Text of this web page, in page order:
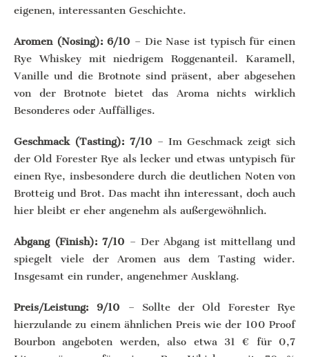
eigenen, interessanten Geschichte.
Aromen (Nosing): 6/10 – Die Nase ist typisch für einen
Rye Whiskey mit niedrigem Roggenanteil. Karamell,
Vanille und die Brotnote sind präsent, aber abgesehen
von der Brotnote bietet das Aroma nichts wirklich
Besonderes oder Auffälliges.
Geschmack (Tasting): 7/10 – Im Geschmack zeigt sich
der Old Forester Rye als lecker und etwas untypisch für
einen Rye, insbesondere durch die deutlichen Noten von
Brotteig und Brot. Das macht ihn interessant, doch auch
hier bleibt er eher angenehm als außergewöhnlich.
Abgang (Finish): 7/10 – Der Abgang ist mittellang und
spiegelt viele der Aromen aus dem Tasting wider.
Insgesamt ein runder, angenehmer Ausklang.
Preis/Leistung: 9/10 – Sollte der Old Forester Rye
hierzulande zu einem ähnlichen Preis wie der 100 Proof
Bourbon angeboten werden, also etwa 31 € für 0,7